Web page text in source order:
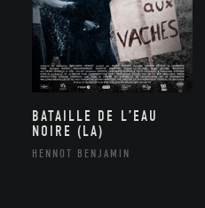
BATAILLE DE L’EAU
NOIRE (LA)
HENNOT BENJAMIN